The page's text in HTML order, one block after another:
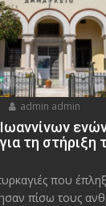
admin admin
τη στήριξη
που
πίσω τους